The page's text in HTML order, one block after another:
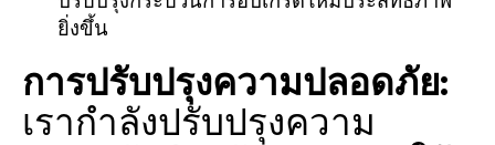
ยิ่งขึ้น
การปรับปรุงความปลอดภัย:
เรากำลังปรับปรุงความ